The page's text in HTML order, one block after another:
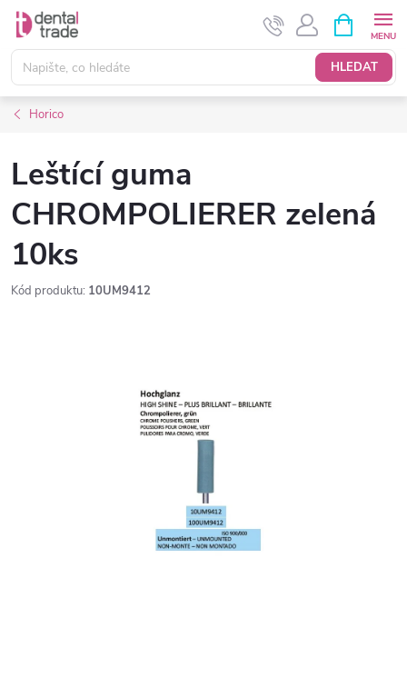
Přejít
obsah
HLEDAT
NÁKUPNÍ
KOŠÍK
Horico
Leštící guma
CHROMPOLIERER zelená
10ks
Kód produktu: 10UM9412